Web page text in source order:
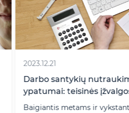
2023.12.21
Darbo santykių
ypatumai: teisinės
Baigiantis metams ir